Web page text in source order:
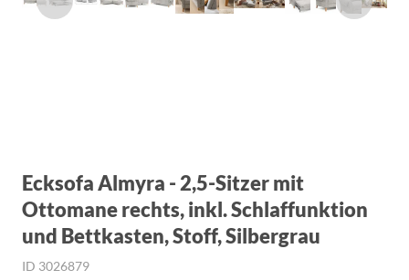
Ecksofa Almyra - 2,5-Sitzer mit
Ottomane rechts, inkl. Schlaffunktion
und Bettkasten, Stoff, Silbergrau
ID 3026879